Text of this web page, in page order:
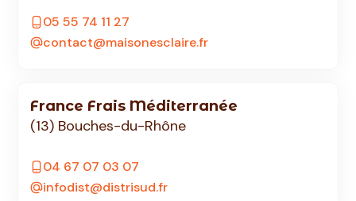
05 55 74 11 27
contact@maisonesclaire.fr
France Frais Méditerranée
(13) Bouches-du-Rhône
04 67 07 03 07
infodist@distrisud.fr